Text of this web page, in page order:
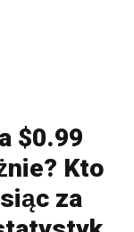
$0.99
Kto
za